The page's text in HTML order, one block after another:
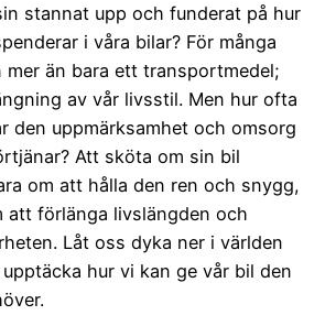
stannat upp och funderat på hur
i våra bilar? För många
mer än bara ett transportmedel;
av vår livsstil. Men hur ofta
den uppmärksamhet och omsorg
Att sköta om sin bil
om att hålla den ren och snygg,
att förlänga livslängden och
Låt oss dyka ner i världen
hur vi kan ge vår bil den